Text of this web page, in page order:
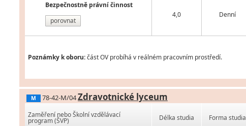
Bezpečnostně právní činnost
porovnat
4,0 Denní
Poznámky k oboru:část OV probíhá v reálném pracovním prostředí.
M 78-42-M/04Zdravotnické lyceum
Zaměření nebo Školní vzdělávací
program (ŠVP) Délka studia Forma studia